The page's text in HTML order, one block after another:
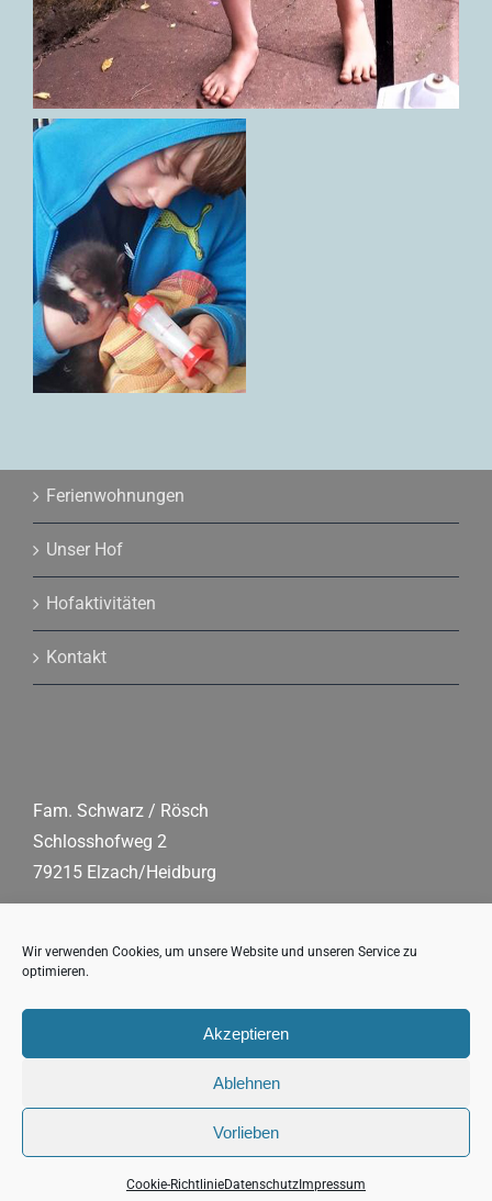
Wir verwenden Cookies, um unsere Website und unseren Service zu
optimieren.
Akzeptieren
Ablehnen
Vorlieben
Cookie-RichtlinieDatenschutz Impressum
Ferienwohnungen
Unser Hof
Hofaktivitäten
Kontakt
Fam. Schwarz / Rösch
Schlosshofweg 2
79215 Elzach/Heidburg
Mobil: +49 178/61 54 203
Fax:07 68 2/90 91 87
E-Mail: schwarzwaldhof(at)s-fleckli.de
Copyright 2026 s’Fleckli, Familie Schwarz/Rösch |